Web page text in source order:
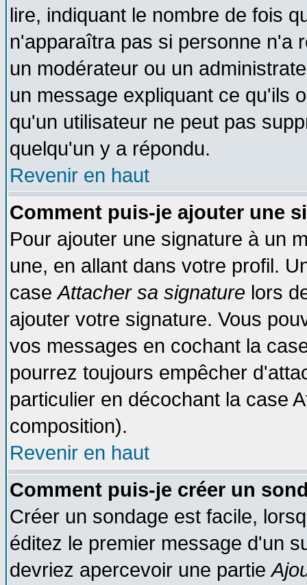
lire, indiquant le nombre de fois
n'apparaîtra pas si personne n'a
un modérateur ou un
un message expliquant ce qu'ils
qu'un utilisateur ne peut pas
quelqu'un y a répondu.
Revenir en haut
Comment puis-je ajouter une
Pour ajouter une signature à un
une, en allant dans votre profil.
caseAttacher sa signature lors
ajouter votre signature. Vous
vos messages en cochant la
pourrez toujours empêcher
particulier en décochant la case
composition).
Revenir en haut
Comment puis-je créer un
Créer un sondage est facile,
éditez le premier message d'un
devriez apercevoir une partie